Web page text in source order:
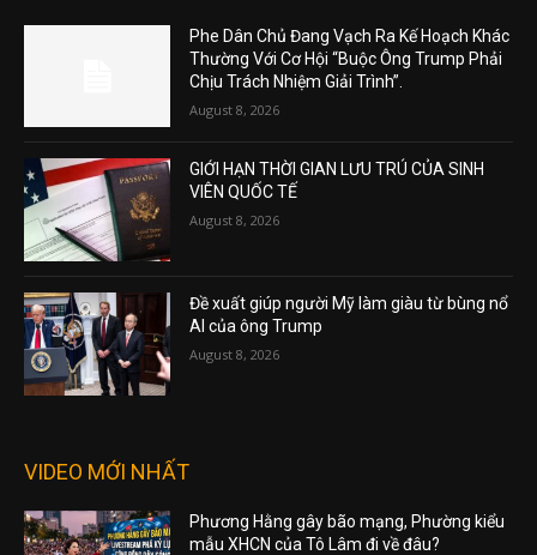
Phe Dân Chủ Đang Vạch Ra Kế Hoạch Khác
Thường Với Cơ Hội “Buộc Ông Trump Phải
Chịu Trách Nhiệm Giải Trình”.
August 8, 2026
GIỚI HẠN THỜI GIAN LƯU TRÚ CỦA SINH
VIÊN QUỐC TẾ
August 8, 2026
Đề xuất giúp người Mỹ làm giàu từ bùng nổ
AI của ông Trump
August 8, 2026
VIDEO MỚI NHẤT
Phương Hằng gây bão mạng, Phường kiểu
mẫu XHCN của Tô Lâm đi về đâu?